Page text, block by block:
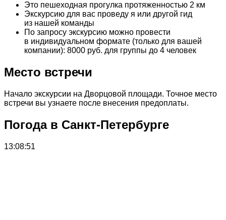
Это пешеходная прогулка протяженностью 2 км
Экскурсию для вас проведу я или другой гид
из нашей команды
По запросу экскурсию можно провести
в индивидуальном формате (только для вашей
компании): 8000 руб. для группы до 4 человек
Место встречи
Начало экскурсии на Дворцовой площади. Точное место
встречи вы узнаете после внесения предоплаты.
Погода в Санкт-Петербурге
13:08:51